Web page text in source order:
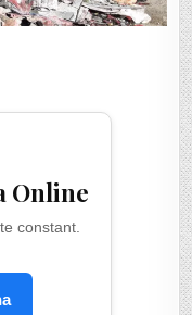
Online
constant.